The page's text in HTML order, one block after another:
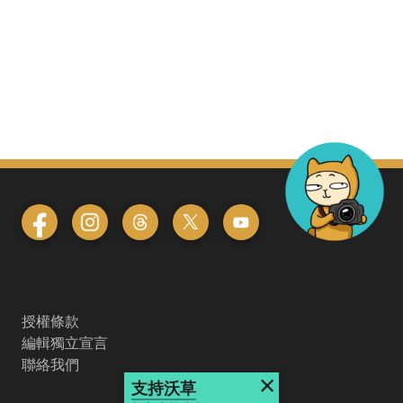
授權條款
編輯獨立宣言
聯絡我們
支持沃草 ×